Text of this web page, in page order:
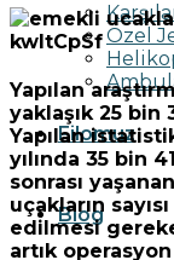
Özel
Filomuz
Blog
Yapılan
yaklaşık 25
Yapılan
yılında 35 bin
sonrası
uçakların
edilmesi
artık